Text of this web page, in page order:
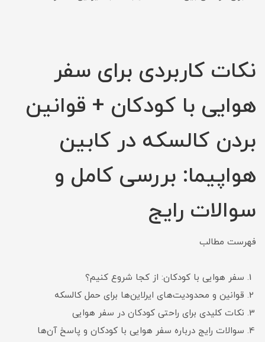
نکات کاربردی برای سفر
هوایی با کودکان + قوانین
بردن کالسکه در کابین
هواپیما: بررسی کامل و
سوالات رایج
فهرست مطالب
سفر هوایی با کودکان: از کجا شروع کنیم؟
قوانین و محدودیت‌های ایرلاین‌ها برای حمل کالسکه
نکات کلیدی برای راحتی کودکان در سفر هوایی
سوالات رایج درباره سفر هوایی با کودکان و پاسخ آن‌ها